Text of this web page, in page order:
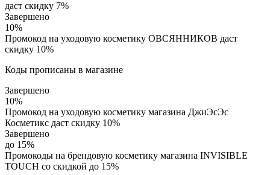
даст скидку 7%
Завершено
10%
Промокод на уходовую косметику ОВСЯННИКОВ даст
скидку 10%
Коды прописаны в магазине
Завершено
10%
Промокод на уходовую косметику магазина ДжиЭсЭс
Косметикс даст скидку 10%
Завершено
до 15%
Промокоды на брендовую косметику магазина INVISIBLE
TOUCH со скидкой до 15%